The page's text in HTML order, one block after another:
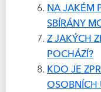
NA JAKÉM
SBÍRÁNY
Z JAKÝCH
POCHÁZÍ?
KDO JE
OSOBNÍCH